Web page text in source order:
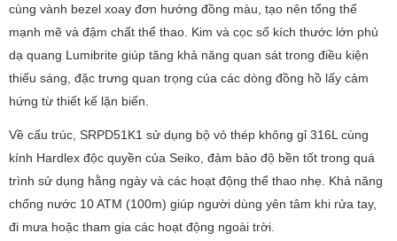
cùng vành bezel xoay đơn hướng đồng màu, tạo nên tổng thể
mạnh mẽ và đậm chất thể thao. Kim và cọc số kích thước lớn phủ
dạ quang Lumibrite giúp tăng khả năng quan sát trong điều kiện
thiếu sáng, đặc trưng quan trọng của các dòng đồng hồ lấy cảm
hứng từ thiết kế lặn biển.
Về cấu trúc, SRPD51K1 sử dụng bộ vỏ thép không gỉ 316L cùng
kính Hardlex độc quyền của Seiko, đảm bảo độ bền tốt trong quá
trình sử dụng hằng ngày và các hoạt động thể thao nhẹ. Khả năng
chống nước 10 ATM (100m) giúp người dùng yên tâm khi rửa tay,
đi mưa hoặc tham gia các hoạt động ngoài trời.